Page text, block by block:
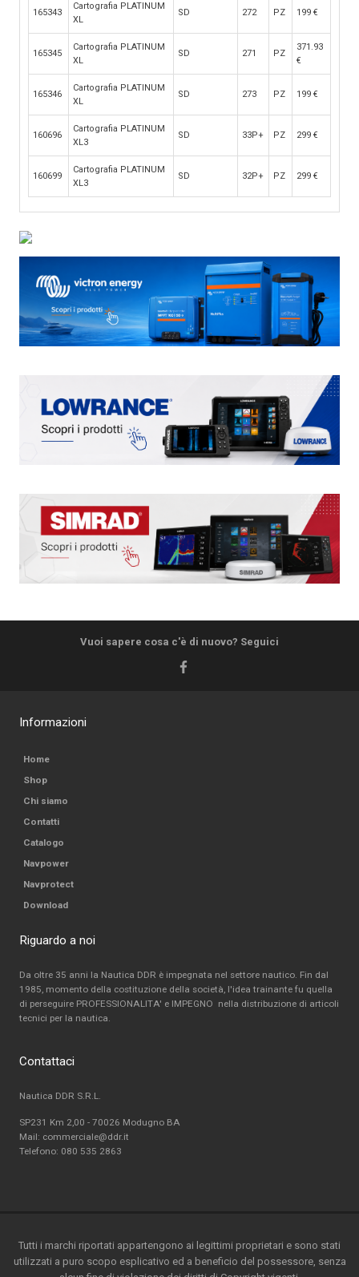
165343
Cartografia PLATINUM
XL
SD 272 PZ 199 €
165345
Cartografia PLATINUM
XL
SD 271 PZ
371.93
€
165346
Cartografia PLATINUM
XL
SD 273 PZ 199 €
160696
Cartografia PLATINUM
XL3
SD 33P+ PZ 299 €
160699
Cartografia PLATINUM
XL3
SD 32P+ PZ 299 €
Vuoi sapere cosa c'è di nuovo? Seguici
Informazioni
Home
Shop
Chi siamo
Contatti
Catalogo
Navpower
Navprotect
Download
Riguardo a noi
Da oltre 35 anni la Nautica DDR è impegnata nel settore nautico. Fin dal
1985, momento della costituzione della società, l'idea trainante fu quella
di perseguire PROFESSIONALITA' e IMPEGNO nella distribuzione di articoli
tecnici per la nautica.
Contattaci
Nautica DDR S.R.L.
SP231 Km 2,00 - 70026 Modugno BA
Mail: commerciale@ddr.it
Telefono: 080 535 2863
Tutti i marchi riportati appartengono ai legittimi proprietari e sono stati
utilizzati a puro scopo esplicativo ed a beneficio del possessore, senza